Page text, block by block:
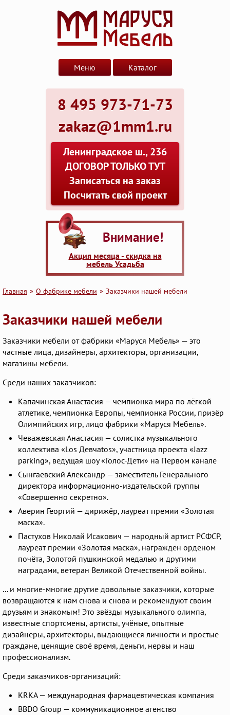
8 495 973-71-73
zakaz@1mm1.ru
Ленинградское ш., 236
ДОГОВОР ТОЛЬКО ТУТ
Записаться на заказ
Посчитать свой проект
Меню Каталог
Внимание!
Акция месяца - скидка на
мебель Усадьба
Главная О фабрике мебели Заказчики нашей мебели
Заказчики нашей мебели
Заказчики мебели от фабрики «Маруся Мебель» — это
частные лица, дизайнеры, архитекторы, организации,
магазины мебели.
Среди наших заказчиков:
Капачинская Анастасия — чемпионка мира по лёгкой
атлетике, чемпионка Европы, чемпионка России, призёр
Олимпийских игр, лицо фабрики «Маруся Мебель».
Чеважевская Анастасия — солистка музыкального
коллектива «Los Девчаtos», участница проекта «Jazz
parking», ведущая шоу «Голос-Дети» на Первом канале
Сынгаевский Александр — заместитель Генерального
директора информационно-издательской группы
«Совершенно секретно».
Аверин Георгий — дирижёр, лауреат премии «Золотая
маска».
Пастухов Николай Исакович — народный артист РСФСР,
лауреат премии «Золотая маска», награждён орденом
почёта, Золотой пушкинской медалью и другими
наградами, ветеран Великой Отечественной войны.
... и многие-многие другие довольные заказчики, которые
возвращаются к нам снова и снова и рекомендуют своим
друзьям и знакомым! Это звёзды музыкального олимпа,
известные спортсмены, артисты, учёные, опытные
дизайнеры, архитекторы, выдающиеся личности и простые
граждане, ценящие своё время, деньги, нервы и наш
профессионализм.
Среди заказчиков-организаций:
KRKA — международная фармацевтическая компания
BBDO Group — коммуникационное агенство